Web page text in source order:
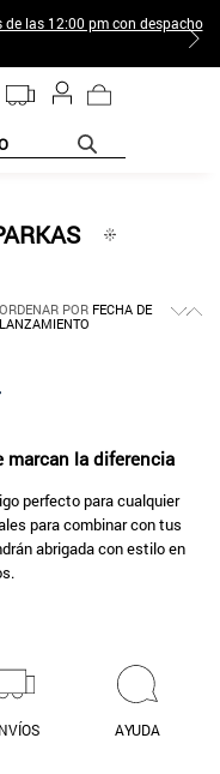
de las 12:00 pm con despacho
ORDENAR POR FECHA DE
LANZAMIENTO
marcan la diferencia
perfecto para cualquier
para combinar con tus
abrigada con estilo en
AYUDA